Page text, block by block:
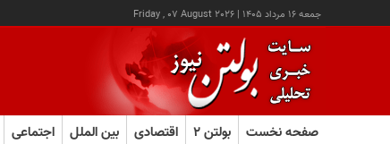
جمعه ۱۶ مرداد ۱۴۰۵ |
Friday , 07 August 2026
صفحه نخست بولتن ۲ اقتصادی بین الملل اجتماعی